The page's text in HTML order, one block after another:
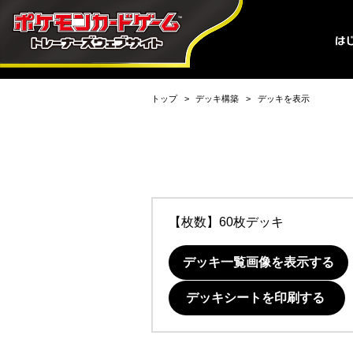
トップ デッキ構築 デッキを表示
【枚数】60枚デッキ
デッキ一覧画像を表示する
デッキシートを印刷する